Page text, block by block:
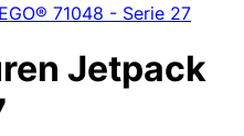
71048 - Serie 27
Jetpack